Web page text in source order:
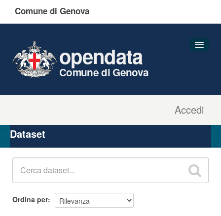
Comune di Genova
Accedi
opendata
Comune di Genova
Organizzazioni
Gruppi
Dataset
Ordina per